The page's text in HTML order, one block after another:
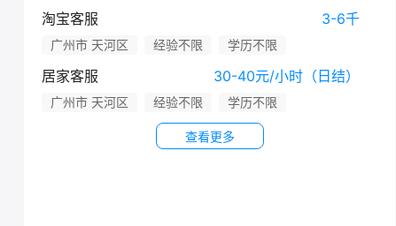
淘宝客服 3-6千
广州市 天河区 经验不限 学历不限
居家客服 30-40元/小时（日结）
广州市 天河区 经验不限 学历不限
查看更多